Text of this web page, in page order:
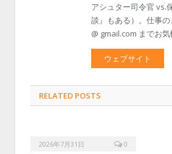
アシュター司令官 vs.
談』もある）。仕事
@ gmail.com までお気
ウェブサイト
RELATED POSTS
2026年7月31日 0